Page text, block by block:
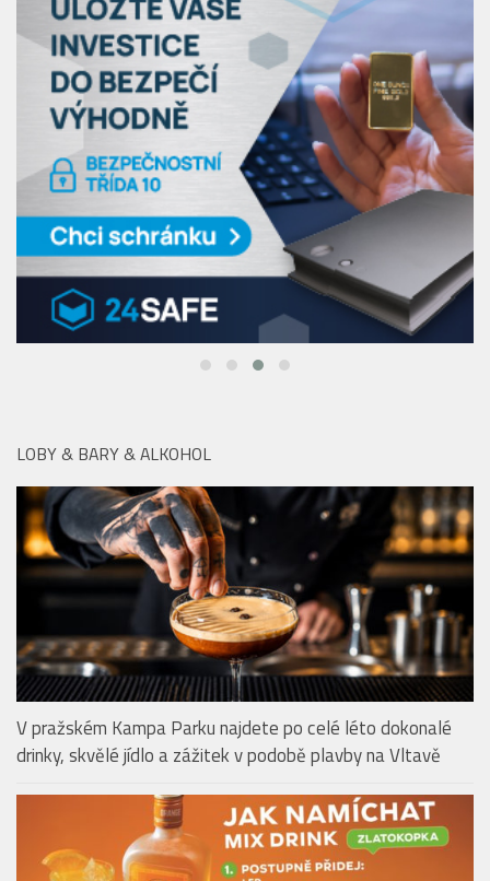
LOBY & BARY & ALKOHOL
V pražském Kampa Parku najdete po celé léto dokonalé
drinky, skvělé jídlo a zážitek v podobě plavby na Vltavě